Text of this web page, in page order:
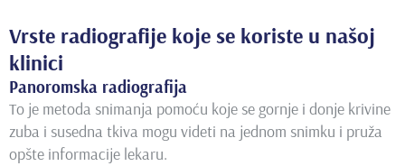
Vrste radiografije koje se koriste u našoj
klinici
Panoromska radiografija
To je metoda snimanja pomoću koje se gornje i donje krivine
zuba i susedna tkiva mogu videti na jednom snimku i pruža
opšte informacije lekaru.